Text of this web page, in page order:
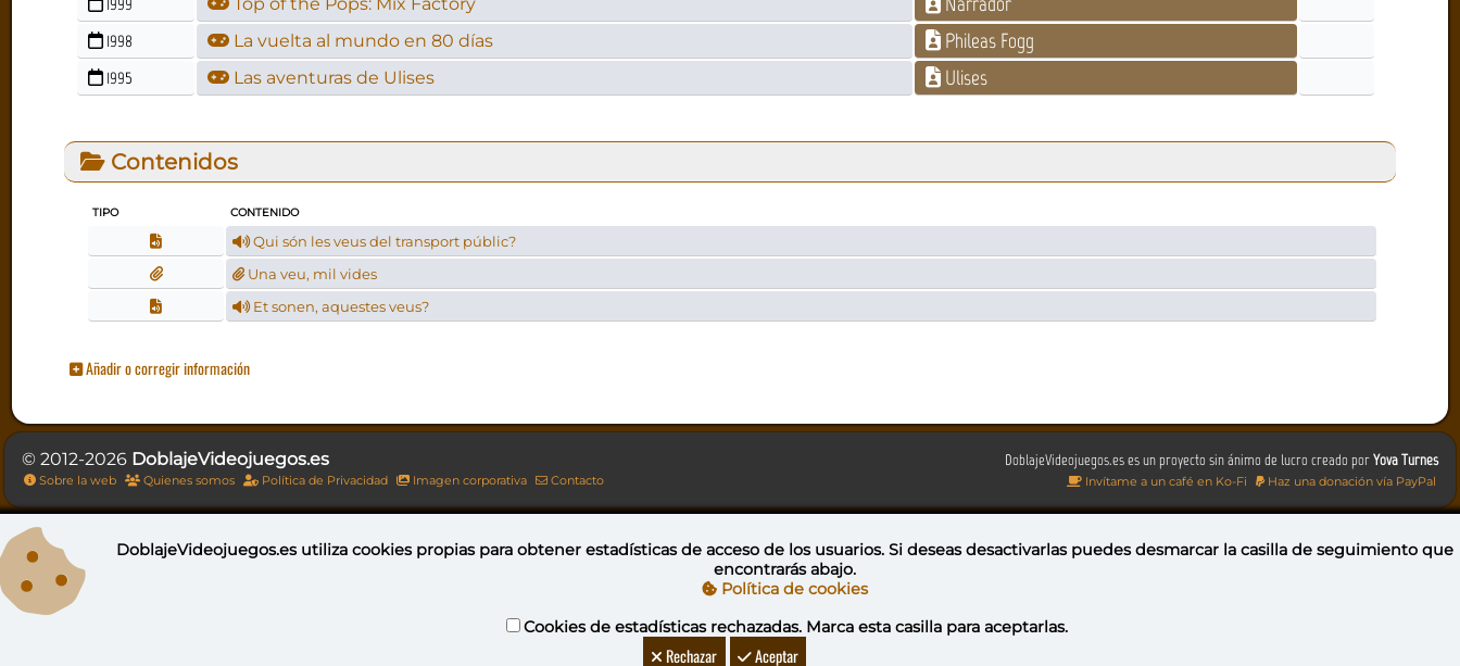
1998 La vuelta al mundo en 80 días Phileas Fogg
1995 Las aventuras de Ulises Ulises
Contenidos
TIPO CONTENIDO
Qui són les veus del transport públic?
Una veu, mil vides
Et sonen, aquestes veus?
Añadir o corregir información
DoblajeVideojuegos.es es un proyecto sin ánimo de lucro creado porYova Turnes
Invítame a un café en Ko-Fi Haz una donación vía PayPal
© 2012-2026 DoblajeVideojuegos.es
Sobre la web Quienes somos Política de Privacidad Imagen corporativa Contacto
Esta obra está bajo una licencia de Creative Commons Reconocimiento-NoComercial-CompartirIgual 4.0 Internacional
YovaGamingNetwork
DoblajeVideojuegos.es utilizacookies propiaspara obtener estadísticas de acceso de los usuarios. Si deseas desactivarlas puedesdesmarcar la casilla de seguimiento que
encontrarás abajo.
Política de cookies
Cookies de estadísticas rechazadas. Marca esta casilla para aceptarlas.
Rechazar Aceptar